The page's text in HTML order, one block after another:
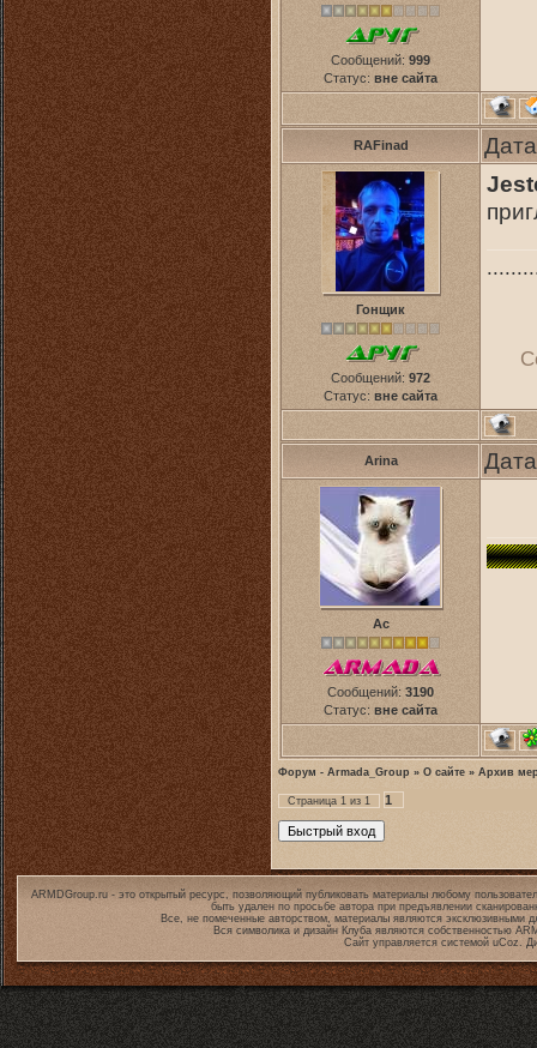
Сообщений: 999
Статус: вне сайта
RAFinad
Гонщик
Сообщений: 972
Статус: вне сайта
Arina
Ас
Сообщений: 3190
Статус: вне сайта
Форум - Armada_Group » О сайте » Архив
Страница 1 из 1 1
ARMDGroup.ru - это открытый ресурс, позволяющий публиковать материалы любому
быть удален по просьбе автора при предъявлении
Все, не помеченные авторством, материалы являются эксклюзивными
Вся символика и дизайн Клуба являются собственностью
Сайт управляется системой uCoz.